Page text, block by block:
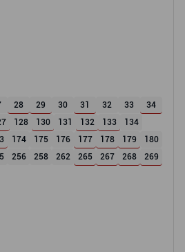
28 29 30 31 32 33
34
128 130 131 132 133
134
174 175 176 177 178 179
180
256 258 262 265 267 268
269